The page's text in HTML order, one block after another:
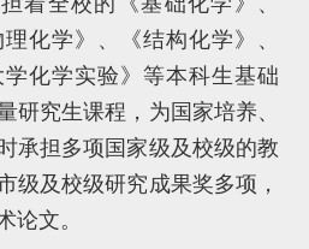
化学》、《结构化学》、
学化学实验》等本科生基础
研究生课程，为国家培养、
承担多项国家级及校级的教
级及校级研究成果奖多项，
论文。